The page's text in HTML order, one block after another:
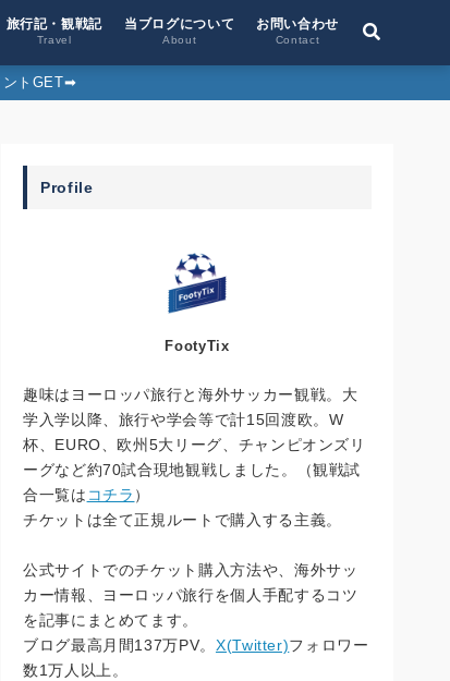
旅行記・観戦記
Travel
当ブログについて
About
お問い合わせ
Contact
ントGET➡︎
Profile
FootyTix
趣味はヨーロッパ旅行と海外サッカー観戦。大
学入学以降、旅行や学会等で計15回渡欧。W
杯、EURO、欧州5大リーグ、チャンピオンズリ
ーグなど約70試合現地観戦しました。（観戦試
合一覧は コチラ ）
チケットは全て正規ルートで購入する主義。
公式サイトでのチケット購入方法や、海外サッ
カー情報、ヨーロッパ旅行を個人手配するコツ
を記事にまとめてます。
ブログ最高月間137万PV。 X(Twitter)フォロワー
数1万人以上。